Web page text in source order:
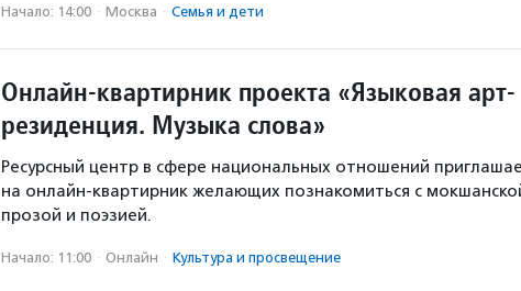
Начало: 14:00 · Москва · Семья и дети
Онлайн-квартирник проекта «Языковая арт-
резиденция. Музыка слова»
Ресурсный центр в сфере национальных отношений
на онлайн-квартирник желающих познакомиться с
прозой и поэзией.
Начало: 11:00 · Онлайн · Культура и просвещение